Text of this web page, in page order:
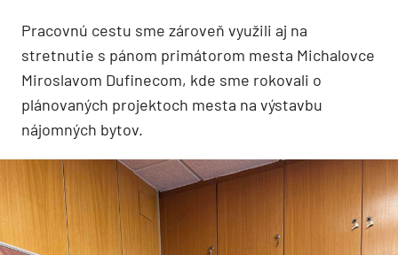
Pracovnú cestu sme zároveň využili aj na
stretnutie s pánom primátorom mesta Michalovce
Miroslavom Dufinecom, kde sme rokovali o
plánovaných projektoch mesta na výstavbu
nájomných bytov.